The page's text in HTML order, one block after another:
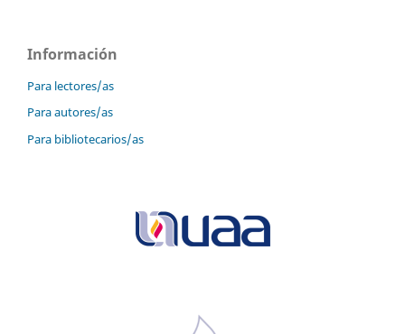
Información
Para lectores/as
Para autores/as
Para bibliotecarios/as